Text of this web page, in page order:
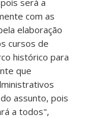
com as
elaboração
cursos de
histórico para
que
assunto, pois
a todos",